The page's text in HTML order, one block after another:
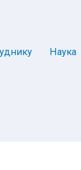
Наука